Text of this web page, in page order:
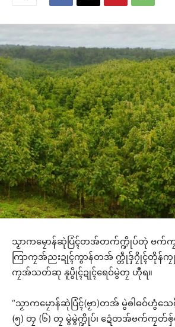
သၟာကမၠောန်ဆုဲပြံၚ်တအ်တက်က္ဍိုပ်တုဲ ဗ
ကြာကၠအ်ညးဍုၚ်ကွာန်တအ် က္တဵုဒှ်ဂၠိုၚ်တိုန်ကၠု
ကၠအ်သတ်ဆု နူပွိုၚ်ဍုၚ်ရေဝ်မွဲတၠ ဟီုရ။
“သၟာကမၠောန်ဆုဲပြံၚ်(ဗၟာ)တအ် မွဲၜါဓဝ်ဟွံ
(၅) တၠ (၆) တၠ မွဲမွဲက္ဍိုပ်၊ ဍေံတအ်ဗက်ကၠ